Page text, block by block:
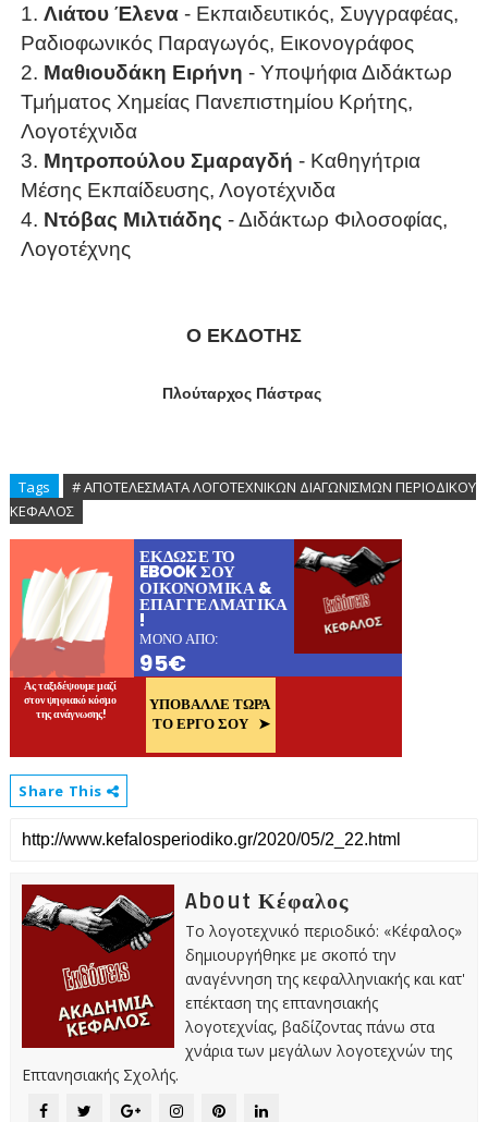
1. Λιάτου Έλενα- Εκπαιδευτικός, Συγγραφέας,
Ραδιοφωνικός Παραγωγός, Εικονογράφος
2. Μαθιουδάκη Ειρήνη - Υποψήφια Διδάκτωρ
Τμήματος Χημείας Πανεπιστημίου Κρήτης,
Λογοτέχνιδα
3. Μητροπούλου Σμαραγδή - Καθηγήτρια
Μέσης Εκπαίδευσης, Λογοτέχνιδα
4. Ντόβας Μιλτιάδης - Διδάκτωρ Φιλοσοφίας,
Λογοτέχνης
Ο ΕΚΔΟΤΗΣ
Πλούταρχος Πάστρας
Tags
# ΑΠΟΤΕΛΕΣΜΑΤΑ ΛΟΓΟΤΕΧΝΙΚΩΝ ΔΙΑΓΩΝΙΣΜΩΝ ΠΕΡΙΟΔΙΚΟΥ
ΚΕΦΑΛΟΣ
Share This
About Κέφαλος
Το λογοτεχνικό περιοδικό: «Κέφαλος»
δημιουργήθηκε με σκοπό την
αναγέννηση της κεφαλληνιακής και κατ'
επέκταση της επτανησιακής
λογοτεχνίας, βαδίζοντας πάνω στα
χνάρια των μεγάλων λογοτεχνών της
Επτανησιακής Σχολής.